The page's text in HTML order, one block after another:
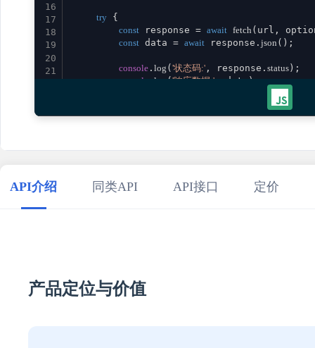
16
17
18
19
20
21
30
32
try {
const response = await fetch (url,
const data = await response. json ();
console . log ( '状态码:' , response. status );
console
log ( '响应数据:' , data);
    }
catch (error) {
// 使用示例
API介绍 同类API API接口 定价
产品定位与价值